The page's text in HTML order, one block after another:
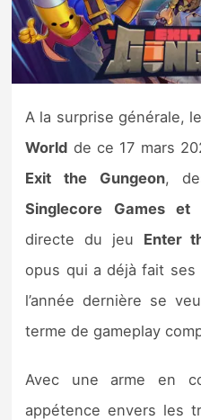
Rumeurs
Nintendo Direct
Tests et previews
Tests de jeux
Tests
Autres tests
Previews
Précommandes
Précommandes
A la surprise générale,
World de ce 17 mars
Exit the Gungeon,
Singlecore Games et
directe du jeu Enter
opus qui a déjà fait ses
l’année dernière se
terme de gameplay
Avec une arme en
appétence envers les